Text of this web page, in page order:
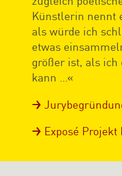
Künstlerin nennt
als würde ich
etwas
größer ist, als ich
kann …«
Exposé Projekt